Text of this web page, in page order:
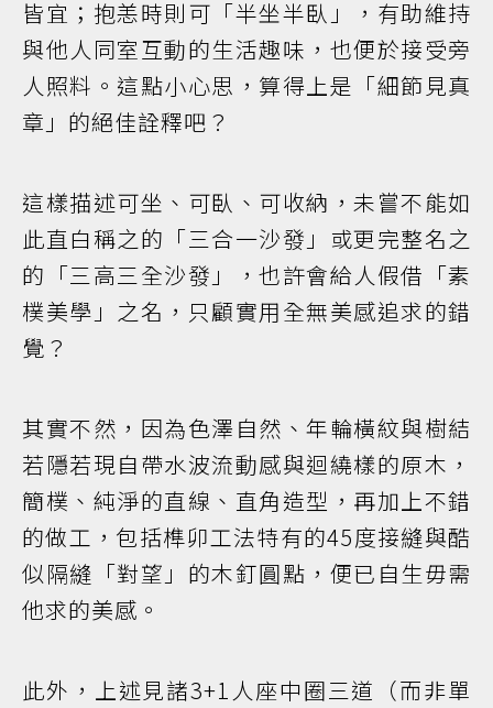
皆宜；抱恙時則可「半坐半臥」，有助維持
與他人同室互動的生活趣味，也便於接受旁
人照料。這點小心思，算得上是「細節見真
章」的絕佳詮釋吧？
這樣描述可坐、可臥、可收納，未嘗不能如
此直白稱之的「三合一沙發」或更完整名之
的「三高三全沙發」，也許會給人假借「素
樸美學」之名，只顧實用全無美感追求的錯
覺？
其實不然，因為色澤自然、年輪橫紋與樹結
若隱若現自帶水波流動感與迴繞樣的原木，
簡樸、純淨的直線、直角造型，再加上不錯
的做工，包括榫卯工法特有的45度接縫與酷
似隔縫「對望」的木釘圓點，便已自生毋需
他求的美感。
此外，上述見諸3+1人座中圈三道（而非單